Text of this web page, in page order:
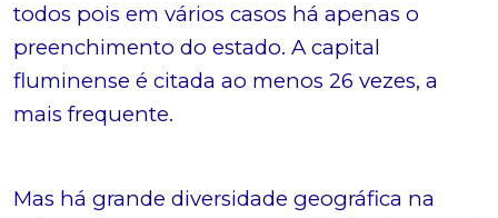
todos pois em vários casos há apenas o
preenchimento do estado. A capital
fluminense é citada ao menos 26 vezes, a
mais frequente.
Mas há grande diversidade geográfica na